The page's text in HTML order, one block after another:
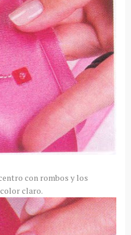
con rombos y los
claro.